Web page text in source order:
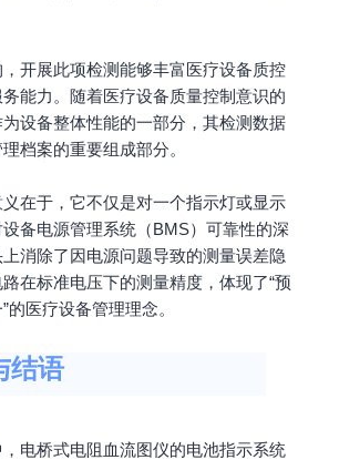
开展此项检测能够丰富医疗设备质控
能力。随着医疗设备质量控制意识的
设备整体性能的一部分，其检测数据
档案的重要组成部分。
在于，它不仅是对一个指示灯或显示
备电源管理系统（BMS）可靠性的深
消除了因电源问题导致的测量误差隐
在标准电压下的测量精度，体现了“预
的医疗设备管理理念。
结语
电桥式电阻血流图仪的电池指示系统